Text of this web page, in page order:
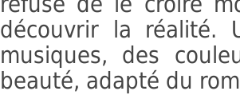
découvrir la réalité.
musiques, des
beauté, adapté du